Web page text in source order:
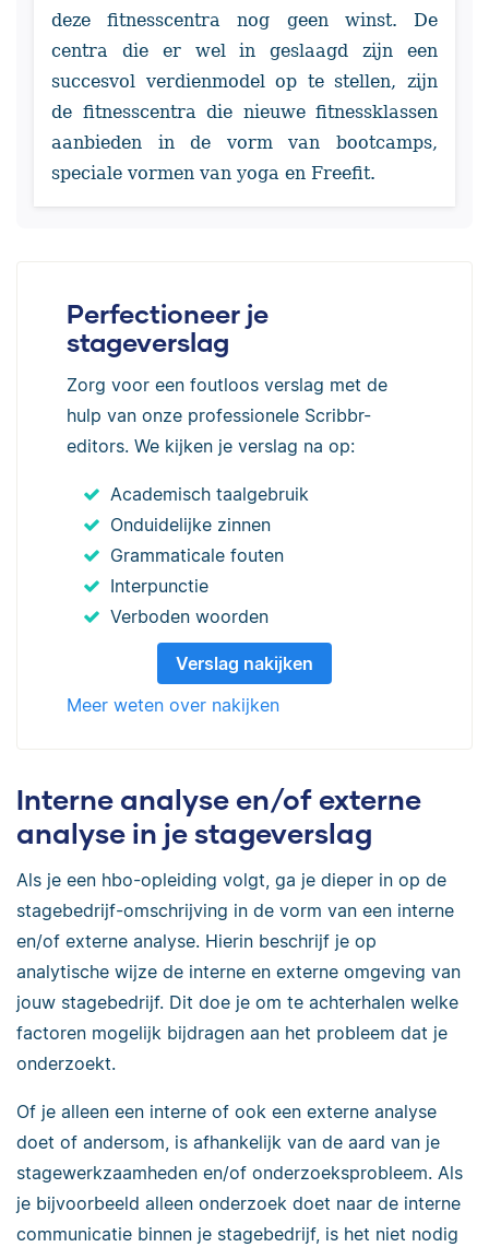
deze fitnesscentra nog geen winst. De
centra die er wel in geslaagd zijn een
succesvol verdienmodel op te stellen, zijn
de fitnesscentra die nieuwe fitnessklassen
aanbieden in de vorm van bootcamps,
speciale vormen van yoga en Freefit.
Perfectioneer je
stageverslag
Zorg voor een foutloos verslag met de
hulp van onze professionele Scribbr-
editors. We kijken je verslag na op:
Academisch taalgebruik
Onduidelijke zinnen
Grammaticale fouten
Interpunctie
Verboden woorden
Verslag nakijken
Meer weten over nakijken
Interne analyse en/of externe
analyse in je stageverslag
Als je een hbo-opleiding volgt, ga je dieper in op de
stagebedrijf-omschrijving in de vorm van een interne
en/of externe analyse. Hierin beschrijf je op
analytische wijze de interne en externe omgeving van
jouw stagebedrijf. Dit doe je om te achterhalen welke
factoren mogelijk bijdragen aan het probleem dat je
onderzoekt.
Of je alleen een interne of ook een externe analyse
doet of andersom, is afhankelijk van de aard van je
stagewerkzaamheden en/of onderzoeksprobleem. Als
je bijvoorbeeld alleen onderzoek doet naar de interne
communicatie binnen je stagebedrijf, is het niet nodig